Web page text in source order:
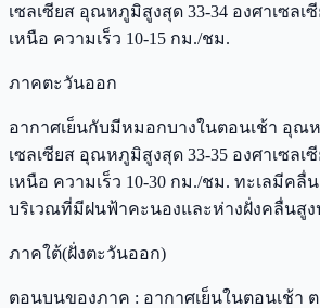
เซลเซียส อุณหภูมิสูงสุด 33-34 องศาเซลเ
เหนือ ความเร็ว 10-15 กม./ชม.
ภาคตะวันออก
อากาศเย็นกับมีหมอกบางในตอนเช้า อุณ
เซลเซียส อุณหภูมิสูงสุด 33-35 องศาเซลเ
เหนือ ความเร็ว 10-30 กม./ชม. ทะเลมีคลื่
บริเวณที่มีฝนฟ้าคะนองและห่างฝั่งคลื่นสูง
ภาคใต้(ฝั่งตะวันออก)
ตอนบนของภาค : อากาศเย็นในตอนเช้า